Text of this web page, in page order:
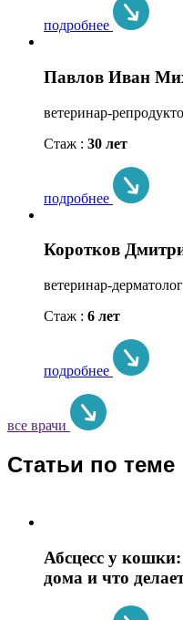
подробнее
Павлов Иван
ветеринар-
Стаж : 30 лет
подробнее
Коротков
ветеринар-дерматолог
Стаж : 6 лет
подробнее
все врачи
Статьи по теме
Абсцесс у
дома и что